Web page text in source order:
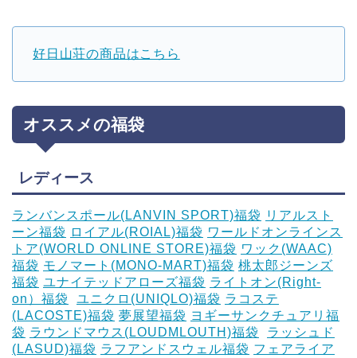
好日山荘の商品はこちら
オススメの福袋
レディース
ランバンスポール(LANVIN SPORT)福袋 リアルスト
ーン福袋 ロイアル(ROIAL)福袋 ワールドオンラインス
トア(WORLD ONLINE STORE)福袋 ワック(WAAC)
福袋 モノマート(MONO-MART)福袋 桃太郎ジーンズ
福袋 ユナイテッドアローズ福袋 ライトオン(Right-
on）福袋
ユニクロ(UNIQLO)福袋 ラコステ
(LACOSTE)福袋 夢展望福袋 ヨギーサンクチュアリ福
袋 ラウンドマウス(LOUDMLOUTH)福袋
ラッシュド
(LASUD)福袋 ラフアンドスウェル福袋 フェアライア